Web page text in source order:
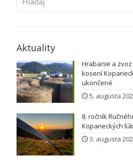
Aktuality
Hrabanie a
kosení
ukončené
5. augusta
8. ročník
Kopaneckých lúk
3. augusta